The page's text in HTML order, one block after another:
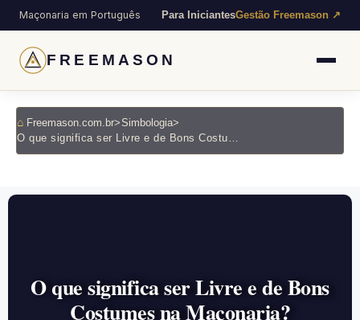
Maçonaria em Português Para IniciantesGestão Freemason ↗
FREEMASON
Freemason.com.br>Simbologia>
O que significa ser Livre e de Bons
Costumes na Maçonaria?